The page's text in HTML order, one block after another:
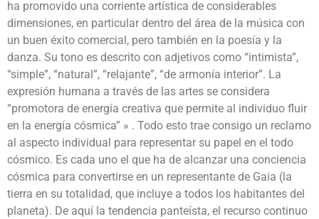
ha promovido una corriente artística de considerables
dimensiones, en particular dentro del área de la música con
un buen éxito comercial, pero también en la poesía y la
danza. Su tono es descrito con adjetivos como “intimista”,
“simple”, “natural”, “relajante”, “de armonía interior”. La
expresión humana a través de las artes se considera
“promotora de energía creativa que permite al individuo fluir
en la energía cósmica” » . Todo esto trae consigo un reclamo
al aspecto individual para representar su papel en el todo
cósmico. Es cada uno el que ha de alcanzar una conciencia
cósmica para convertirse en un representante de Gaia (la
tierra en su totalidad, que incluye a todos los habitantes del
planeta). De aquí la tendencia panteísta, el recurso continuo